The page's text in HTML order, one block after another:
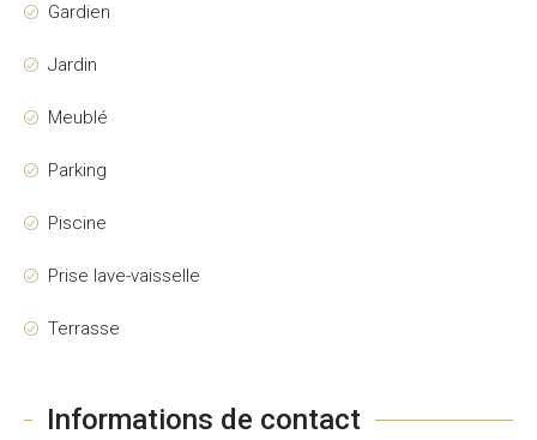
Gardien
Jardin
Meublé
Parking
Piscine
Prise lave-vaisselle
Terrasse
Informations de contact